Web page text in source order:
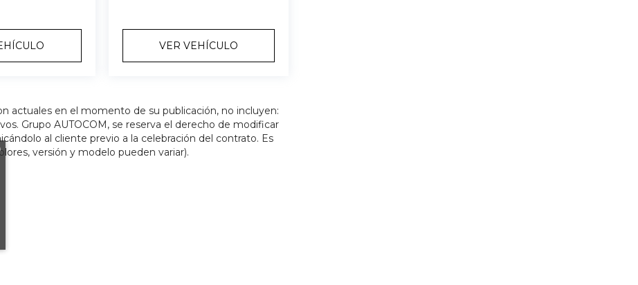
VER VEHÍCULO
actuales en el momento de su publicación, no incluyen:
Grupo AUTOCOM, se reserva el derecho de modificar
al cliente previo a la celebración del contrato. Es
versión y modelo pueden variar).